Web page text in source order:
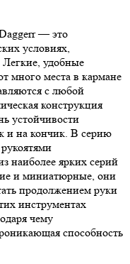
— это
условиях,
удобные
много места в кармане
с любой
конструкция
устойчивости
и на кончик. В серию
наиболее ярких серий
и миниатюрные, они
продолжением руки
инструментах
чему
способность